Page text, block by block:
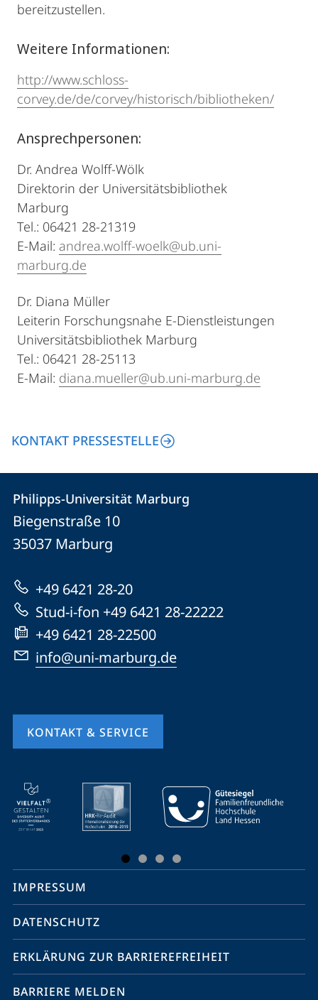
bereitzustellen.
Weitere Informationen:
http://www.schloss-
corvey.de/de/corvey/historisch/bibliotheken/
Ansprechpersonen:
Dr. Andrea Wolff-Wölk
Direktorin der Universitätsbibliothek
Marburg
Tel.: 06421 28-21319
E-Mail: andrea.wolff-woelk@ub.uni-
marburg.de
Dr. Diana Müller
Leiterin Forschungsnahe E-Dienstleistungen
Universitätsbibliothek Marburg
Tel.: 06421 28-25113
E-Mail: diana.mueller@ub.uni-marburg.de
KONTAKT PRESSESTELLE
Kontakt
und
Informationen
zur
Website
Kontaktinformationen
Philipps-
Universität
Philipps-Universität Marburg
Biegenstraße 10
35037 Marburg
+49 6421 28-20
Stud-i-fon +49 6421 28-22222
+49 6421 28-22500
info@uni-marburg.de
KONTAKT & SERVICE
Mobile-
Service-
Navigation
Social
Media
Kontakte
IMPRESSUM
DATENSCHUTZ
ERKLÄRUNG ZUR BARRIEREFREIHEIT
BARRIERE MELDEN